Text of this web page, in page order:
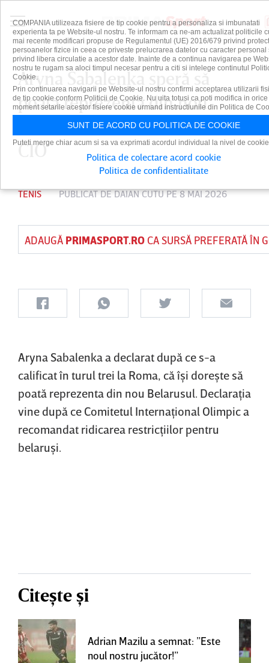
Aryna Sabalenka speră să
poată reprezenta din nou
Belarusul ca urmare a deciziei
CIO
TENIS PUBLICAT DEDAIAN CUTUPE 8 MAI 2026
ADAUGĂ PRIMASPORT.ROCA SURSĂ PREFERATĂ ÎN
Aryna Sabalenka a declarat după ce s-a
calificat în turul trei la Roma, că îşi doreşte să
poată reprezenta din nou Belarusul. Declaraţia
vine după ce Comitetul Internaţional Olimpic a
recomandat ridicarea restricţiilor pentru
belaruşi.
Citește și
Adrian Mazilu a semnat: ”Este
noul nostru jucător!”
COMPANIA utilizeaza fisiere de tip cookie pentru a personaliza si imbunatati
experienta ta pe Website-ul nostru. Te informam ca ne-am actualizat politicile
mai recente modificari propuse de Regulamentul (UE) 2016/679 privind
persoanelor fizice in ceea ce priveste prelucrarea datelor cu caracter personal
privind libera circulatie a acestor date. Inainte de a continua navigarea pe
nostru te rugam sa aloci timpul necesar pentru a citi si intelege continutul
Cookie.
Prin continuarea navigarii pe Website-ul nostru confirmi acceptarea utilizarii
de tip cookie conform Politicii de Cookie. Nu uita totusi ca poti modifica in orice
moment setarile acestor fisiere cookie urmand instructiunile din Politica de
SUNT DE ACORD CU POLITICA DE COOKIE
Puteti merge chiar acum si sa va exprimati acordul individual la nivel de
Politica de colectare acord cookie
Politica de confidentialitate